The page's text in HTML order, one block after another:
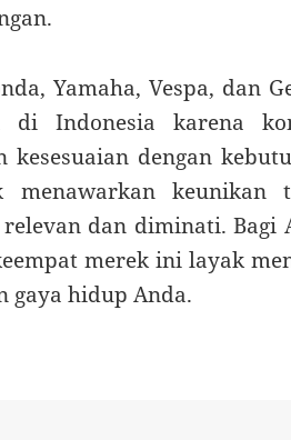
Yamaha, Vespa, dan
di Indonesia karena
kesesuaian dengan
menawarkan keunikan
dan diminati. Bagi
merek ini layak
gaya hidup Anda.